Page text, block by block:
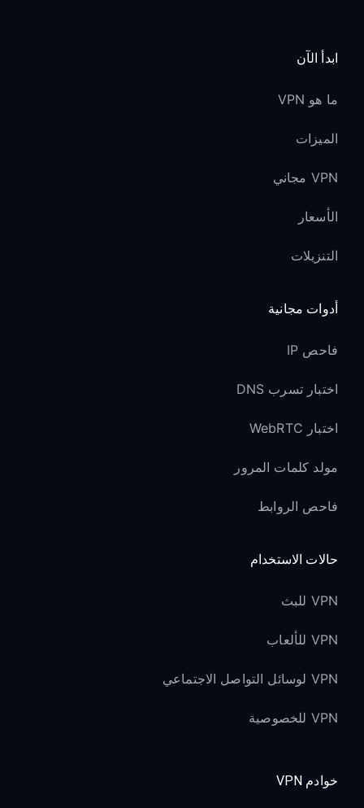
ابدأ الآن
ما هو VPN
الميزات
VPN مجاني
الأسعار
التنزيلات
أدوات مجانية
فاحص IP
اختبار تسرب DNS
اختبار WebRTC
مولد كلمات المرور
فاحص الروابط
حالات الاستخدام
VPN للبث
VPN للألعاب
VPN لوسائل التواصل الاجتماعي
VPN للخصوصية
خوادم VPN